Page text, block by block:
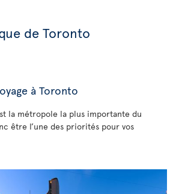
de Toronto
à Toronto
la métropole la plus importante du
être l’une des priorités pour vos